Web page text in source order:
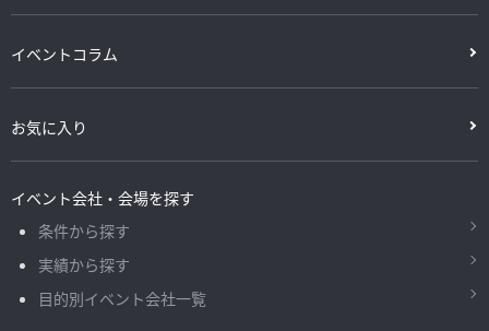
イベントコラム
お気に入り
イベント会社・会場を探す
条件から探す
実績から探す
目的別イベント会社一覧